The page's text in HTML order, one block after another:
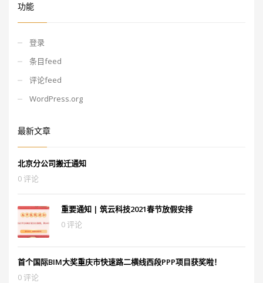
功能
登录
条目feed
评论feed
WordPress.org
最新文章
北京分公司搬迁通知
0 评论
重要通知 | 筑云科技2021春节放假安排
0 评论
首个国际BIM大奖重庆市快速路二横线西段PPP项目获奖啦！
0 评论